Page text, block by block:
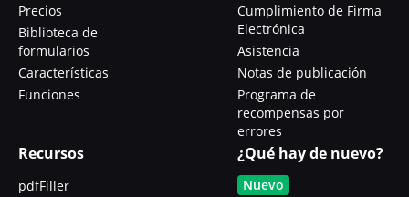
Precios
Biblioteca de
formularios
Características
Funciones
Cumplimiento de Firma
Electrónica
Asistencia
Notas de publicación
Programa de
recompensas por
errores
Recursos
pdfFiller
¿Qué hay de nuevo?
Nuevo